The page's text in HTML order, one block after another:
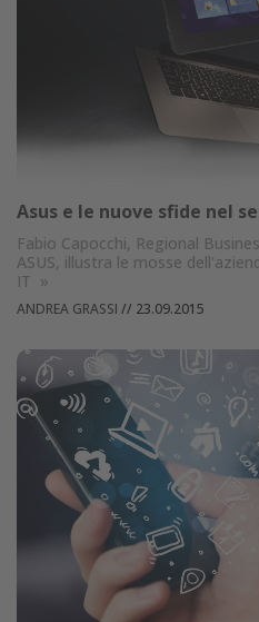
Asus e le nuove sfide nel
Fabio Capocchi, Regional
ASUS, illustra le mosse
IT »
ANDREA GRASSI // 23.09.2015